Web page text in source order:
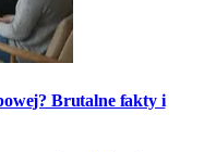
Brutalne fakty i